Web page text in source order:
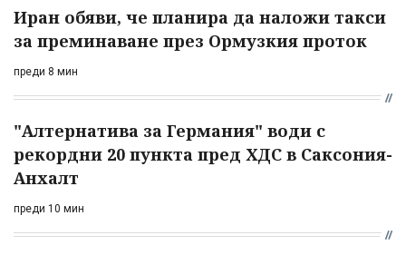
Иран обяви, че планира да наложи такси
за преминаване през Ормузкия проток
преди 8 мин
"Алтернатива за Германия" води с
рекордни 20 пункта пред ХДС в Саксония-
Анхалт
преди 10 мин